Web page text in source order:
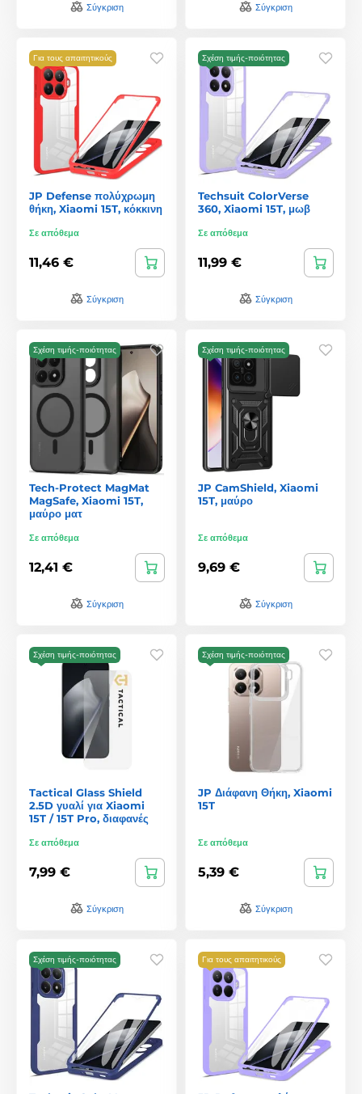
Σύγκριση Σύγκριση
Για τους απαιτητικούς
JP Defense πολύχρωμη
θήκη, Xiaomi 15T, κόκκινη
Σε απόθεμα
11,46 €
Σύγκριση
Σχέση τιμής-ποιότητας
Techsuit ColorVerse
360, Xiaomi 15T, μωβ
Σε απόθεμα
11,99 €
Σύγκριση
Σχέση τιμής-ποιότητας
Tech-Protect MagMat
MagSafe, Xiaomi 15T,
μαύρο ματ
Σε απόθεμα
12,41 €
Σύγκριση
Σχέση τιμής-ποιότητας
JP CamShield, Xiaomi
15T, μαύρο
Σε απόθεμα
9,69 €
Σύγκριση
Σχέση τιμής-ποιότητας
Tactical Glass Shield
2.5D γυαλί για Xiaomi
15T / 15T Pro, διαφανές
Σε απόθεμα
7,99 €
Σύγκριση
Σχέση τιμής-ποιότητας
JP Διάφανη Θήκη, Xiaomi
15T
Σε απόθεμα
5,39 €
Σύγκριση
Σχέση τιμής-ποιότητας Για τους απαιτητικούς